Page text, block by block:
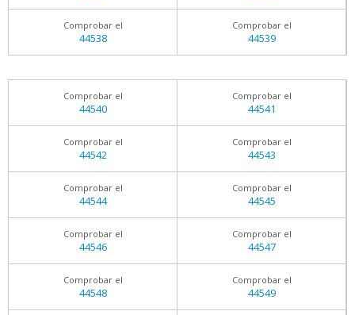
Comprobar el
44538
Comprobar el
44539
Comprobar el
44540
Comprobar el
44541
Comprobar el
44542
Comprobar el
44543
Comprobar el
44544
Comprobar el
44545
Comprobar el
44546
Comprobar el
44547
Comprobar el
44548
Comprobar el
44549